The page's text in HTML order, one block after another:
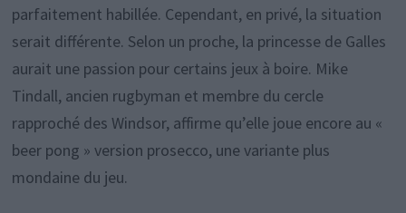
parfaitement habillée. Cependant, en privé, la situation
serait différente. Selon un proche, la princesse de Galles
aurait une passion pour certains jeux à boire. Mike
Tindall, ancien rugbyman et membre du cercle
rapproché des Windsor, affirme qu’elle joue encore au «
beer pong » version prosecco, une variante plus
mondaine du jeu.